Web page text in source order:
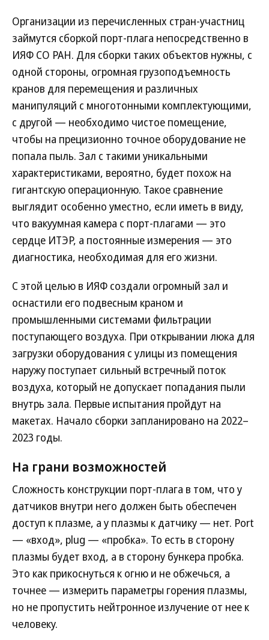
Организации из перечисленных стран-участниц
займутся сборкой порт-плага непосредственно в
ИЯФ СО РАН. Для сборки таких объектов нужны, с
одной стороны, огромная грузоподъемность
кранов для перемещения и различных
манипуляций с многотонными комплектующими,
с другой — необходимо чистое помещение,
чтобы на прецизионно точное оборудование не
попала пыль. Зал с такими уникальными
характеристиками, вероятно, будет похож на
гигантскую операционную. Такое сравнение
выглядит особенно уместно, если иметь в виду,
что вакуумная камера с порт-плагами — это
сердце ИТЭР, а постоянные измерения — это
диагностика, необходимая для его жизни.
С этой целью в ИЯФ создали огромный зал и
оснастили его подвесным краном и
промышленными системами фильтрации
поступающего воздуха. При открывании люка для
загрузки оборудования с улицы из помещения
наружу поступает сильный встречный поток
воздуха, который не допускает попадания пыли
внутрь зала. Первые испытания пройдут на
макетах. Начало сборки запланировано на 2022–
2023 годы.
На грани возможностей
Сложность конструкции порт-плага в том, что у
датчиков внутри него должен быть обеспечен
доступ к плазме, а у плазмы к датчику — нет. Port
— «вход», plug — «пробка». То есть в сторону
плазмы будет вход, а в сторону бункера пробка.
Это как прикоснуться к огню и не обжечься, а
точнее — измерить параметры горения плазмы,
но не пропустить нейтронное излучение от нее к
человеку.